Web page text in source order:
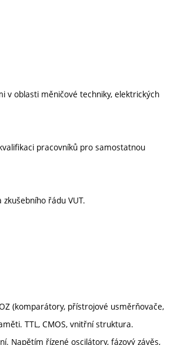
v oblasti měničové techniky, elektrických
pracovníků pro samostatnou
řádu VUT.
(komparátory, přístrojové usměrňovače,
TTL, CMOS, vnitřní struktura.
Napětím řízené oscilátory, fázový závěs,